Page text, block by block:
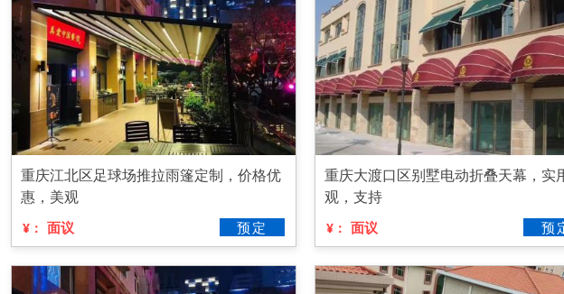
重庆江北区足球场推拉雨篷定制，价格优
惠，美观
¥： 面议 预定
重庆大渡口区别墅电动折叠天幕，实
观，支持
¥： 面议 预